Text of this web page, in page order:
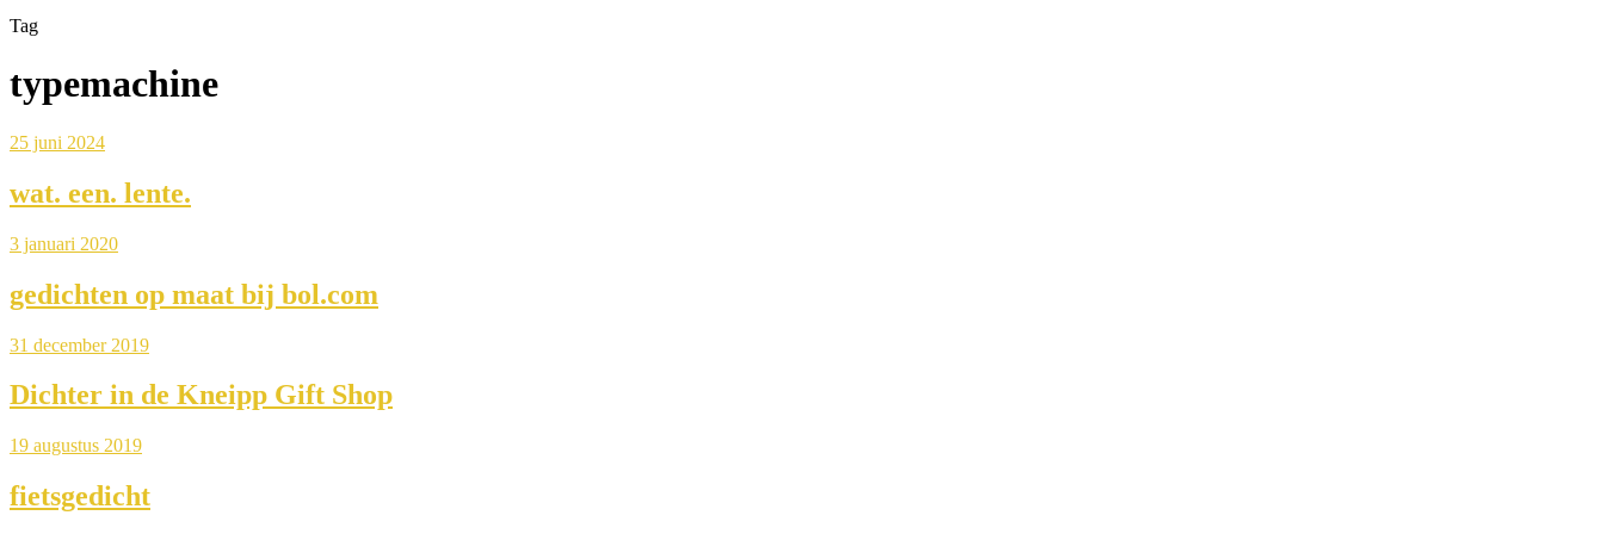
Tag
typemachine
25 juni 2024
wat. een. lente.
3 januari 2020
gedichten op maat bij bol.com
31 december 2019
Dichter in de Kneipp Gift Shop
19 augustus 2019
fietsgedicht